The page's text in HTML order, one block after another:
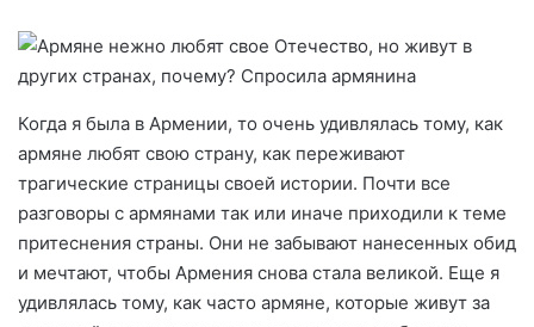
Когда я была в Армении, то очень удивлялась тому, как
армяне любят свою страну, как переживают
трагические страницы своей истории. Почти все
разговоры с армянами так или иначе приходили к теме
притеснения страны. Они не забывают нанесенных обид
и мечтают, чтобы Армения снова стала великой. Еще я
удивлялась тому, как часто армяне, которые живут за